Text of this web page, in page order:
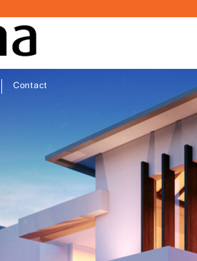
Contact